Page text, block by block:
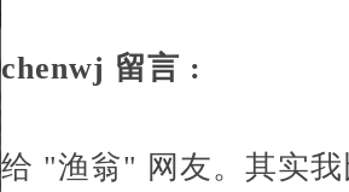
chenwj 留言 :
给 "渔翁" 网友。其实